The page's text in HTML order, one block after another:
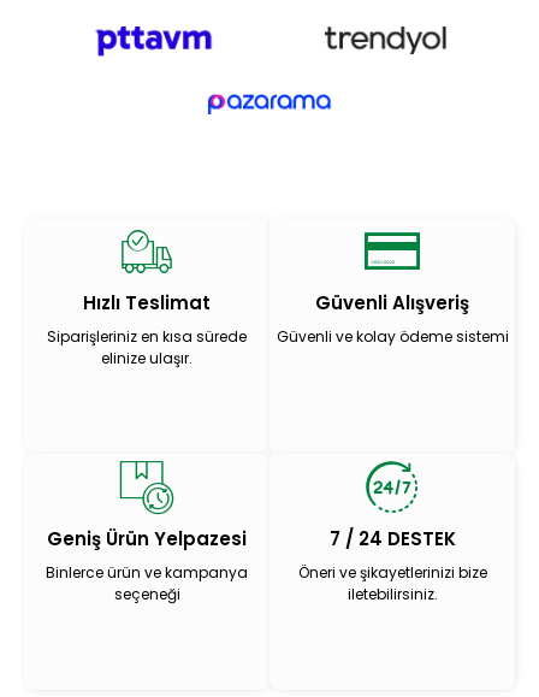
Hızlı Teslimat
Siparişleriniz en kısa sürede
elinize ulaşır.
Güvenli Alışveriş
Güvenli ve kolay ödeme sistemi
Geniş Ürün Yelpazesi
Binlerce ürün ve kampanya
seçeneği
7 / 24 DESTEK
Öneri ve şikayetlerinizi bize
iletebilirsiniz.